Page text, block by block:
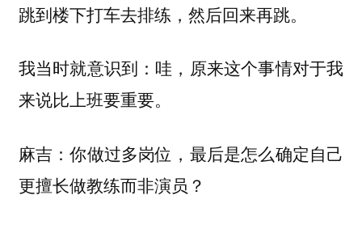
跳到楼下打车去排练，然后回来再跳。
我当时就意识到：哇，原来这个事情对于我
来说比上班要重要。
麻吉：你做过多岗位，最后是怎么确定自己
更擅长做教练而非演员？